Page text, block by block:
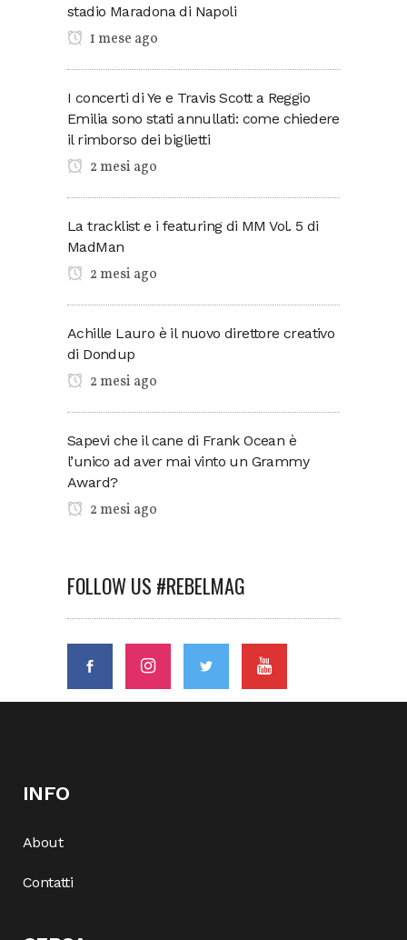
stadio Maradona di Napoli
1 mese ago
I concerti di Ye e Travis Scott a Reggio
Emilia sono stati annullati: come chiedere
il rimborso dei biglietti
2 mesi ago
La tracklist e i featuring di MM Vol. 5 di
MadMan
2 mesi ago
Achille Lauro è il nuovo direttore creativo
di Dondup
2 mesi ago
Sapevi che il cane di Frank Ocean è
l’unico ad aver mai vinto un Grammy
Award?
2 mesi ago
FOLLOW US #REBELMAG
INFO
About
Contatti